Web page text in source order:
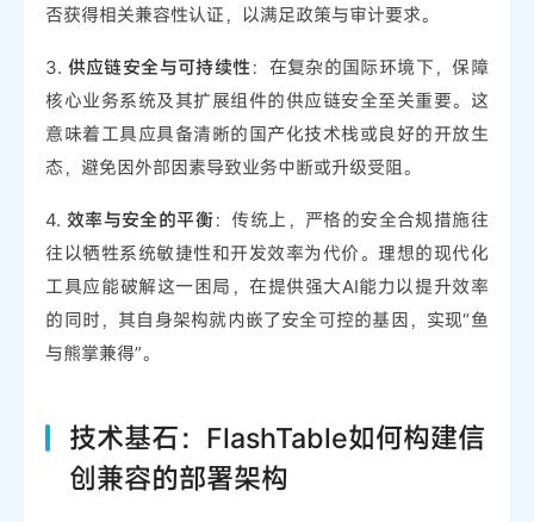
否获得相关兼容性认证，以满足政策与审计要求。
3. 供应链安全与可持续性：在复杂的国际环境下，保障
核心业务系统及其扩展组件的供应链安全至关重要。这
意味着工具应具备清晰的国产化技术栈或良好的开放生
态，避免因外部因素导致业务中断或升级受阻。
4. 效率与安全的平衡：传统上，严格的安全合规措施往
往以牺牲系统敏捷性和开发效率为代价。理想的现代化
工具应能破解这一困局，在提供强大AI能力以提升效率
的同时，其自身架构就内嵌了安全可控的基因，实现“鱼
与熊掌兼得”。
技术基石：FlashTable如何构建信
创兼容的部署架构